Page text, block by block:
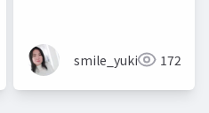
のコミュニケーション
フレーズ集smile_yukiko_it172